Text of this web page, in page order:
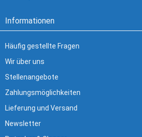
Informationen
Häufig gestellte Fragen
Wir über uns
Stellenangebote
Zahlungsmöglichkeiten
Lieferung und Versand
Newsletter